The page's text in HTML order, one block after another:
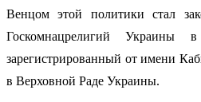
Венцом этой политики стал
Госкомнацрелигий
зарегистрированный от имени
в Верховной Раде Украины.